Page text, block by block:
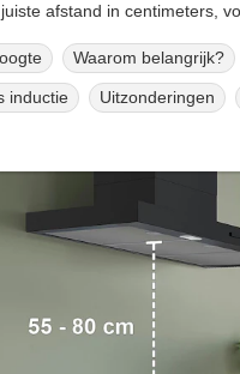
afstand in centimeters,
Waarom belangrijk?
inductie Uitzonderingen